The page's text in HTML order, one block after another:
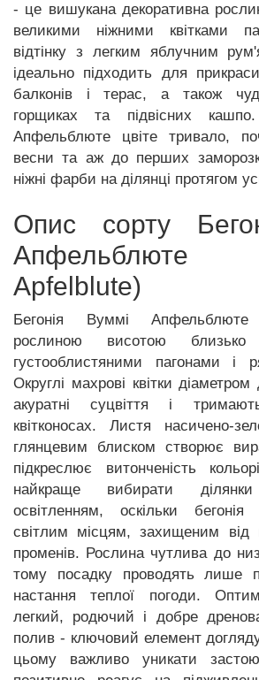
- це вишукана декоративна
великими ніжними квітками
відтінку з легким яблучним
ідеально підходить для
балконів і терас, а також
горщиках та підвісних
Апфельблюте цвіте тривало,
весни та аж до перших
ніжні фарби на ділянці протягом
Опис сорту
Апфельблюте
Apfelblute)
Бегонія Вуммі
рослиною висотою
густооблистяними пагонами і
Округлі махрові квітки
акуратні суцвіття і
квітконосах. Листя насичено-
глянцевим блиском створює
підкреслює витонченість
найкраще вибирати
освітленням, оскільки бегонія
світлим місцям, захищеним від
променів. Рослина чутлива до
тому посадку проводять лише
настання теплої погоди.
легкий, родючий і добре
полив - ключовий елемент
цьому важливо уникати